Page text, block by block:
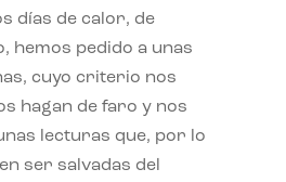
días de calor, de
hemos pedido a unas
cuyo criterio nos
hagan de faro y nos
lecturas que, por lo
ser salvadas del